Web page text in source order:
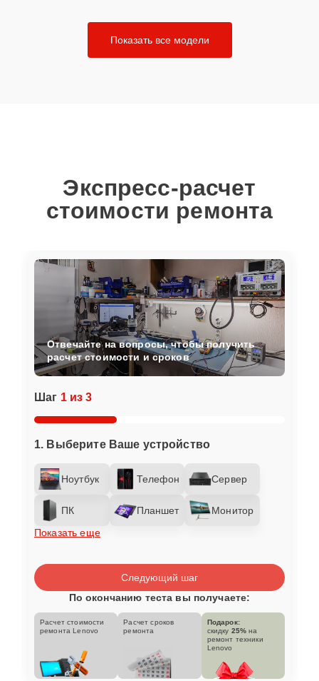
Показать все модели
Экспресс-расчет
стоимости ремонта
Шаг 1 из 3
1. Выберите Ваше устройство
Ноутбук Телефон Сервер
ПК Планшет
Монитор
Показать еще
Отвечайте на вопросы, чтобы получить
расчет стоимости и сроков
Следующий шаг
По окончанию теста вы получаете:
Расчет стоимости
ремонта Lenovo
Расчет сроков
ремонта
Подарок:
скидку 25% на
ремонт техники
Lenovo